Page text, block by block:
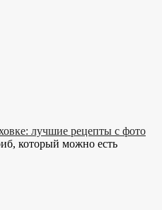
лучшие рецепты с фото
который можно есть